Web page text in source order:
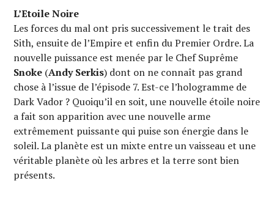
L’Etoile Noire
Les forces du mal ont pris successivement le trait des
Sith, ensuite de l’Empire et enfin du Premier Ordre. La
nouvelle puissance est menée par le Chef Suprême
Snoke (Andy Serkis) dont on ne connaît pas grand
chose à l’issue de l’épisode 7. Est-ce l’hologramme de
Dark Vador ? Quoiqu’il en soit, une nouvelle étoile noire
a fait son apparition avec une nouvelle arme
extrêmement puissante qui puise son énergie dans le
soleil. La planète est un mixte entre un vaisseau et une
véritable planète où les arbres et la terre sont bien
présents.